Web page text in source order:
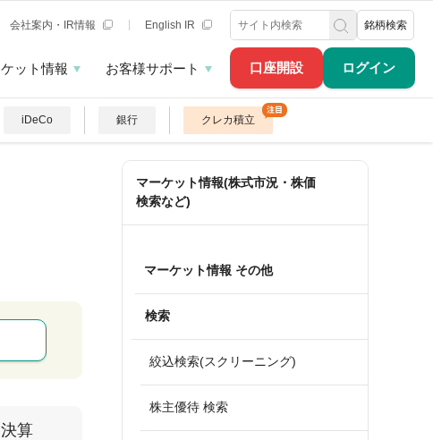
口座開設 ログイン
会社案内・IR情報 English IR 銘柄検索
ット情報 お客様サポート
iDeCo 銀行 クレカ積立
決算
マーケット情報(株式市況・株価
検索など)
マーケット情報 その他
検索
絞込検索(スクリーニング)
株主優待 検索